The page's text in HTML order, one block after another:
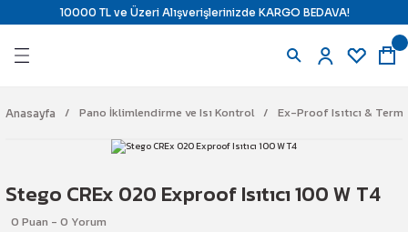
10000 TL ve Üzeri Alışverişlerinizde KARGO BEDAVA!
Geri Dön
Ribbon
Geri Dön
ve Isı Kontrol
Geri Dön
Çözümleri
Karşı Kilitleme
Geri Dön
Ürünler
Anasayfa Pano İklimlendirme ve Isı Kontrol Ex-Proof Isıtıcı &
Stego CREx 020 Exproof Isıtıcı 100 W T4
0 Puan - 0 Yorum